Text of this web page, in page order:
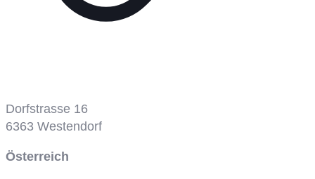
Dorfstrasse 16
6363 Westendorf
Österreich